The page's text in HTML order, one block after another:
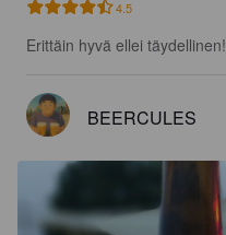
4.5
Erittäin hyvä ellei täydellinen!
BEERCULES